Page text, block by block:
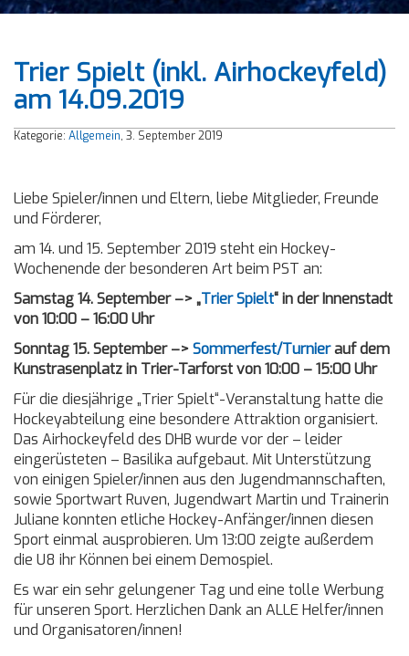
Trier Spielt (inkl. Airhockeyfeld)
am 14.09.2019
Kategorie: Allgemein, 3. September 2019
Liebe Spieler/innen und Eltern, liebe Mitglieder, Freunde
und Förderer,
am 14. und 15. September 2019 steht ein Hockey-
Wochenende der besonderen Art beim PST an:
Samstag 14. September –> „Trier Spielt“ in der Innenstadt
von 10:00 – 16:00 Uhr
Sonntag 15. September –>Sommerfest/Turnierauf dem
Kunstrasenplatz in Trier-Tarforst von 10:00 – 15:00 Uhr
Für die diesjährige „Trier Spielt“-Veranstaltung hatte die
Hockeyabteilung eine besondere Attraktion organisiert.
Das Airhockeyfeld des DHB wurde vor der – leider
eingerüsteten – Basilika aufgebaut. Mit Unterstützung
von einigen Spieler/innen aus den Jugendmannschaften,
sowie Sportwart Ruven, Jugendwart Martin und Trainerin
Juliane konnten etliche Hockey-Anfänger/innen diesen
Sport einmal ausprobieren. Um 13:00 zeigte außerdem
die U8 ihr Können bei einem Demospiel.
Es war ein sehr gelungener Tag und eine tolle Werbung
für unseren Sport. Herzlichen Dank an ALLE Helfer/innen
und Organisatoren/innen!